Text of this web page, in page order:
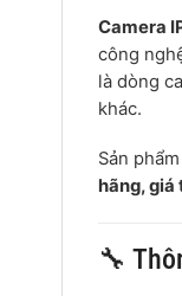
Camera
công
là dòng
khác.
Sản
hãng, giá
🔧